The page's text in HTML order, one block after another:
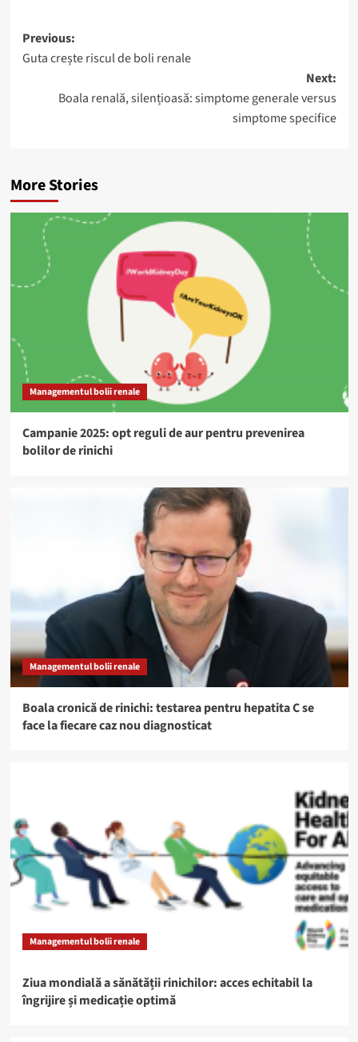
Post
navigation
Previous:
Guta crește riscul de boli renale
Next:
Boala renală, silențioasă: simptome generale versus
simptome specifice
More Stories
Managementul bolii renale
Campanie 2025: opt reguli de aur pentru prevenirea
bolilor de rinichi
Managementul bolii renale
Boala cronică de rinichi: testarea pentru hepatita C se
face la fiecare caz nou diagnosticat
Managementul bolii renale
Ziua mondială a sănătății rinichilor: acces echitabil la
îngrijire și medicație optimă